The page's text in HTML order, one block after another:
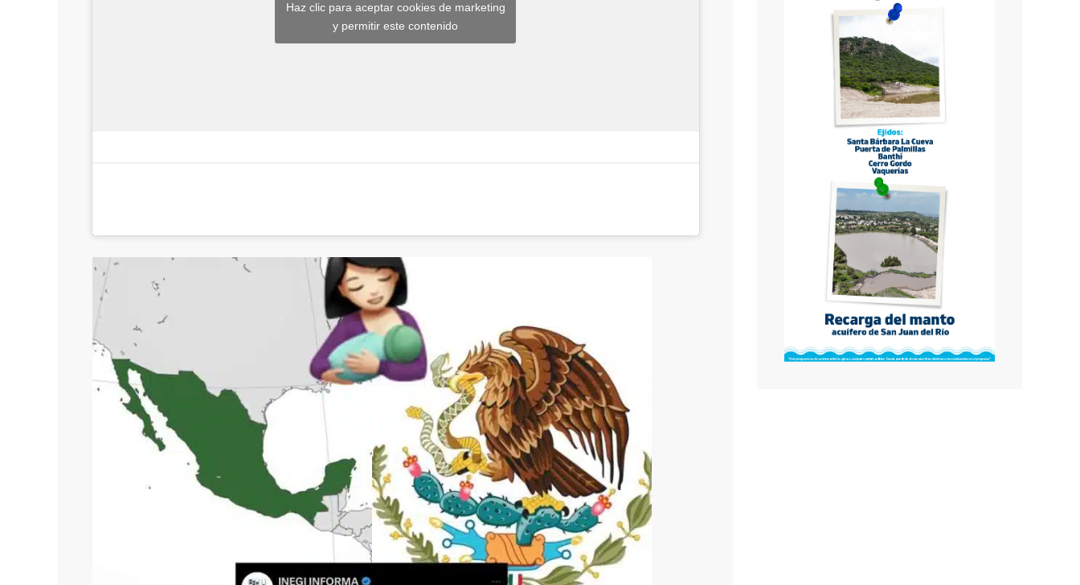
Haz clic para aceptar cookies de marketing
y permitir este contenido